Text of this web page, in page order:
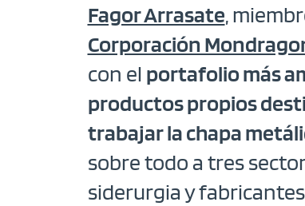
Fagor Arrasate,
Corporación
con el portafolio más
productos propios
trabajar la chapa
sobre todo a tres
siderurgia y